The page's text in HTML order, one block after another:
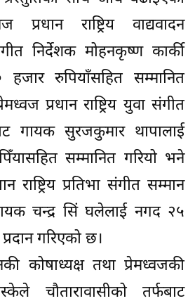
प्रधान राष्ट्रिय वाद्यवादन
निर्देशक मोहनकृष्ण कार्की
रुपियाँसहित सम्मानित
प्रधान राष्ट्रिय युवा संगीत
गायक सुरजकुमार थापालाई
सम्मानित गरियो भने
राष्ट्रिय प्रतिभा संगीत सम्मान
चन्द्र सिं घलेलाई नगद २५
गरिएको छ।
कोषाध्यक्ष तथा प्रेमध्वजकी
चौतारावासीको तर्फबाट